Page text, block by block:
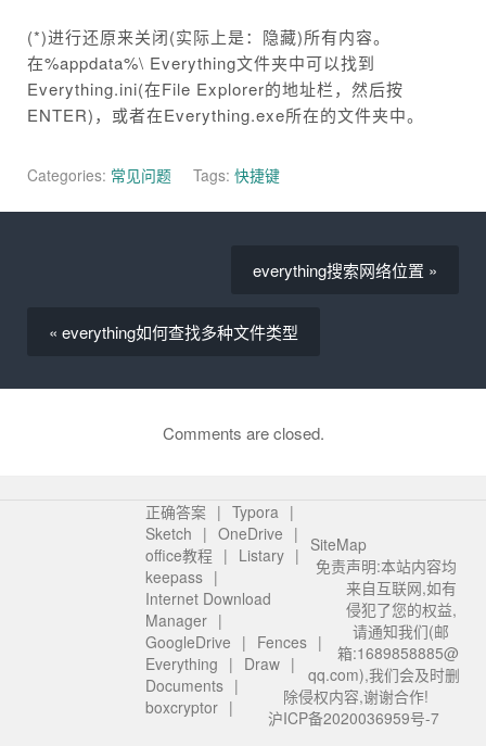
(*)进行还原来关闭(实际上是：隐藏)所有内容。
在%appdata%\ Everything文件夹中可以找到
Everything.ini(在File Explorer的地址栏，然后按
ENTER)，或者在Everything.exe所在的文件夹中。
Categories: 常见问题 Tags: 快捷键
everything搜索网络位置 »
« everything如何查找多种文件类型
Comments are closed.
正确答案
Typora
Sketch
OneDrive
office教程
Listary
keepass
Internet Download
Manager
GoogleDrive
Fences
Everything
Draw
Documents
boxcryptor
SiteMap
免责声明:本站内容均
来自互联网,如有
侵犯了您的权益,
请通知我们(邮
箱:1689858885@
qq.com),我们会及时删
除侵权内容,谢谢合作!
沪ICP备2020036959号-7